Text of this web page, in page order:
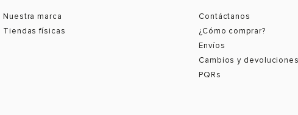
Nuestra marca
Tiendas físicas
Contáctanos
¿Cómo comprar?
Envíos
Cambios y devoluciones
PQRs